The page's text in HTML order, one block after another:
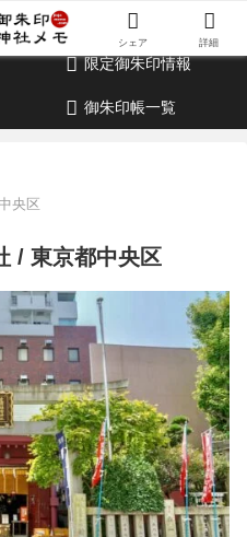
社情報・考察ブログ
限定御朱印情報
御朱印帳一覧
央区
/ 東京都中央区
シェア 詳細